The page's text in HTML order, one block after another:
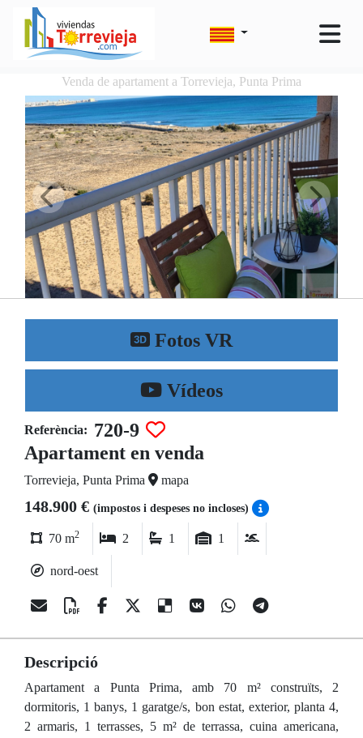
Venda de apartament a Torrevieja, Punta Prima
Fotos VR
Vídeos
Referència: 720-9
Apartament en venda
Torrevieja, Punta Prima mapa
148.900 € (impostos i despeses no incloses)
70 m2 2 1 1
nord-oest
Descripció
Apartament a Punta Prima, amb 70 m² construïts, 2
dormitoris, 1 banys, 1 garatge/s, bon estat, exterior, planta 4,
2 armaris, 1 terrasses, 5 m² de terrassa, cuina americana,